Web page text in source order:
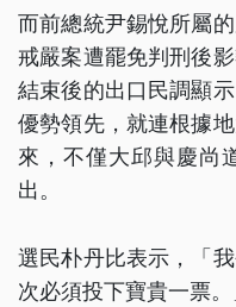
而前總統尹錫悅所屬
戒嚴案遭罷免判刑後
結束後的出口民調顯
優勢領先，就連根據
來，不僅大邱與慶尚
出。
選民朴丹比表示，「
次必須投下寶貴一票。